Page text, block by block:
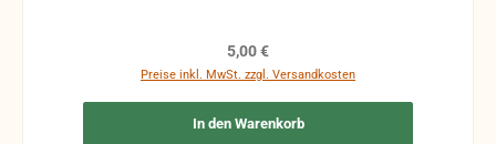
Regulärer Preis:
5,00 €
Preise inkl. MwSt. zzgl. Versandkosten
In den Warenkorb